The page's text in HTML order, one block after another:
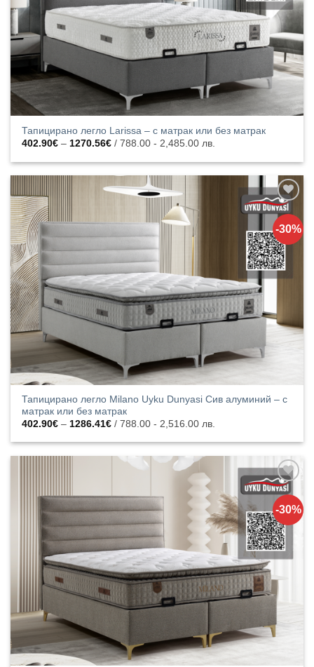
Тапицирано легло Larissa – с матрак или без матрак
402.90€ – 1270.56€Price
402.90€
1270.56€
/ 788.00 - 2,485.00 лв.
-30%
Добавяне
към
списъка с
харесани
продукти
Тапицирано легло Milano Uyku Dunyasi Сив алуминий – с
матрак или без матрак
402.90€ – 1286.41€Price
402.90€
1286.41€
/ 788.00 - 2,516.00 лв.
-30%
Добавяне
към
списъка с
харесани
продукти